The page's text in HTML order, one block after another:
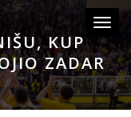
KUP
ZADAR